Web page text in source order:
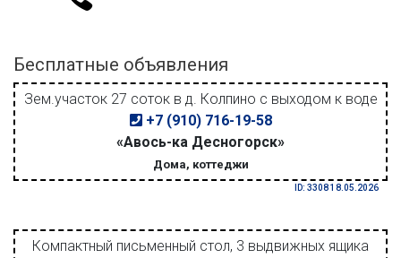
Бесплатные объявления
Зем.участок 27 соток в д. Колпино с выходом к воде
+7 (910) 716-19-58
«Авось-ка Десногорск»
Дома, коттеджи
ID: 3308 18.05.2026
Компактный письменный стол, 3 выдвижных ящика